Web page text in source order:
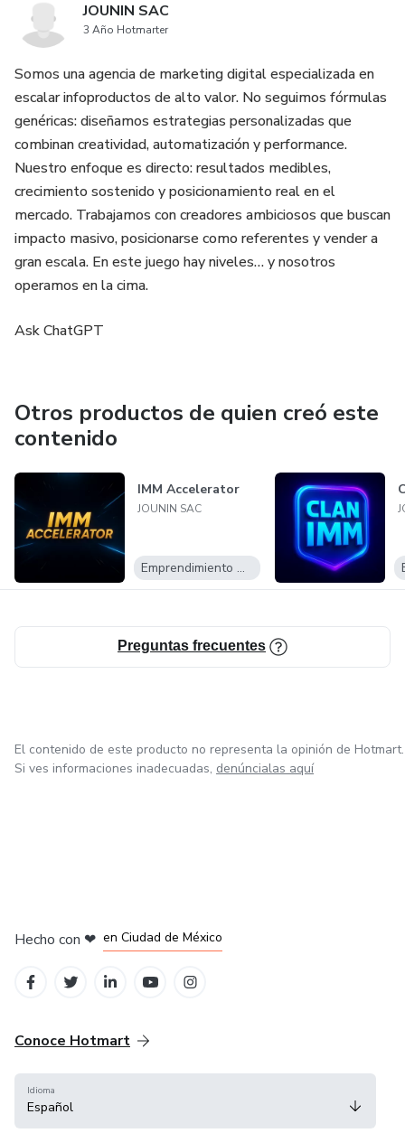
JOUNIN SAC
3 Año Hotmarter
Somos una agencia de marketing digital especializada en
escalar infoproductos de alto valor. No seguimos fórmulas
genéricas: diseñamos estrategias personalizadas que
combinan creatividad, automatización y performance.
Nuestro enfoque es directo: resultados medibles,
crecimiento sostenido y posicionamiento real en el
mercado. Trabajamos con creadores ambiciosos que buscan
impacto masivo, posicionarse como referentes y vender a
gran escala. En este juego hay niveles… y nosotros
operamos en la cima.
Ask ChatGPT
Otros productos de quien creó este
contenido
IMM Accelerator
JOUNIN SAC
Emprendimiento Digital
Preguntas frecuentes
El contenido de este producto no representa la opinión de Hotmart.
Si ves informaciones inadecuadas, denúncialas aquí
Hecho con ❤ en Ciudad de México
Conoce Hotmart
Idioma
Español